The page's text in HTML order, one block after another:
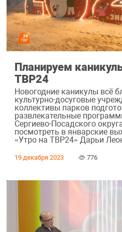
Планируем
ТВР24
Новогодние каникулы всё
культурно-досуговые
коллективы парков
развлекательные
Сергиево-Посадского
посмотреть в январские
«Утро на ТВР24» Дарьи
19 декабря 2023 776